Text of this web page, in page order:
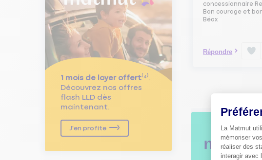
1 mois de loyer offert⁽⁴⁾.
Découvrez nos offres
flash LLD dès
maintenant.
J'en profite
concessionnaire
Bon courage et
Béax
Répondre
La Matmut
mémoriser
réaliser des
interagir avec